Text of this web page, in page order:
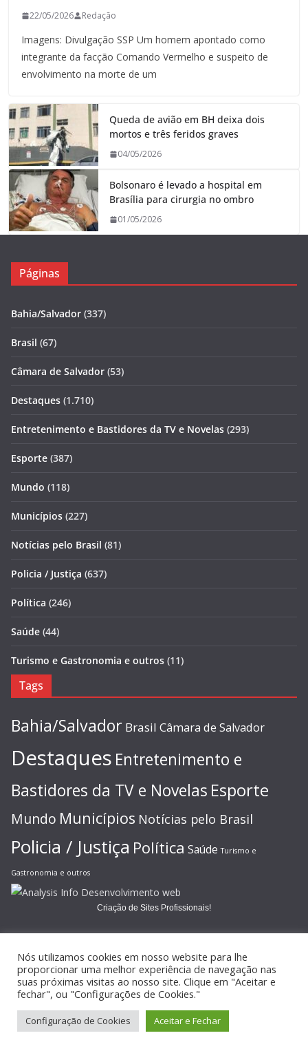
22/05/2026 Redação
Imagens: Divulgação SSP Um homem apontado como
integrante da facção Comando Vermelho e suspeito de
envolvimento na morte de um
Queda de avião em BH deixa dois
mortos e três feridos graves
04/05/2026
Bolsonaro é levado a hospital em
Brasília para cirurgia no ombro
01/05/2026
Páginas
Bahia/Salvador (337)
Brasil (67)
Câmara de Salvador (53)
Destaques (1.710)
Entretenimento e Bastidores da TV e Novelas (293)
Esporte (387)
Mundo (118)
Municípios (227)
Notícias pelo Brasil (81)
Policia / Justiça (637)
Política (246)
Saúde (44)
Turismo e Gastronomia e outros (11)
Tags
Bahia/Salvador Brasil Câmara de Salvador
Destaques Entretenimento e
Bastidores da TV e Novelas Esporte
Mundo Municípios Notícias pelo Brasil
Policia / Justiça Política Saúde Turismo e
Gastronomia e outros
Criação de Sites Profissionais!
Copyright © 2026JORNAL GAZETA ONLINE
reservados.
Tema:ColorMagpor ThemeGrill. Powered by
Nós utilizamos cookies em nosso website para lhe
proporcionar uma melhor experiência de navegação nas
suas próximas visitas ao nosso site. Clique em "Aceitar e
fechar", ou "Configurações de Cookies."
Configuração de Cookies Aceitar e Fechar